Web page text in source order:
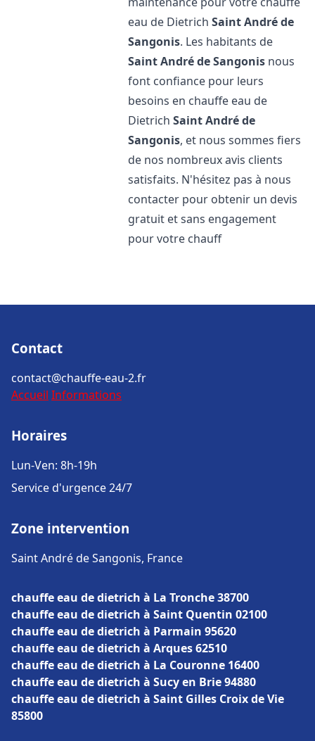
eau de DietrichSaint André de
Sangonis. Les habitants de
Saint André de Sangonis nous
font confiance pour leurs
besoins en chauffe eau de
DietrichSaint André de
Sangonis, et nous sommes fiers
de nos nombreux avis clients
satisfaits. N'hésitez pas à nous
contacter pour obtenir un devis
gratuit et sans engagement
pour votre chauff
Contact
contact@chauffe-eau-2.fr
Accueil Informations
Horaires
Lun-Ven: 8h-19h
Service d'urgence 24/7
Zone intervention
Saint André de Sangonis, France
chauffe eau de dietrich à La Tronche 38700
chauffe eau de dietrich à Saint Quentin 02100
chauffe eau de dietrich à Parmain 95620
chauffe eau de dietrich à Arques 62510
chauffe eau de dietrich à La Couronne 16400
chauffe eau de dietrich à Sucy en Brie 94880
chauffe eau de dietrich à Saint Gilles Croix de Vie
85800